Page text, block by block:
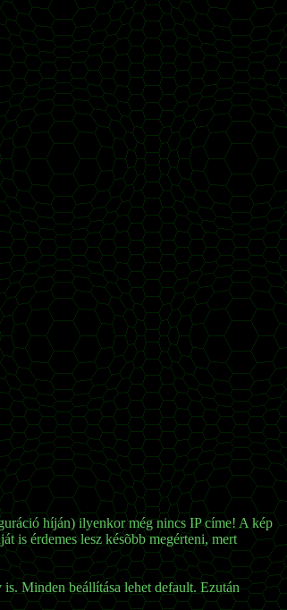
híján) ilyenkor még nincs IP címe! A kép
is érdemes lesz késõbb megérteni, mert
Minden beállítása lehet default. Ezután